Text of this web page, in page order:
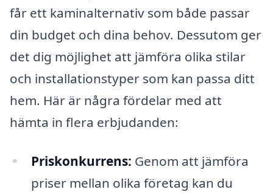
får ett kaminalternativ som både passar
din budget och dina behov. Dessutom ger
det dig möjlighet att jämföra olika stilar
och installationstyper som kan passa ditt
hem. Här är några fördelar med att
hämta in flera erbjudanden:
Priskonkurrens: Genom att jämföra
priser mellan olika företag kan du